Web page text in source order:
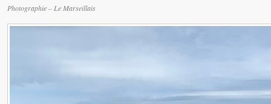
Photographie – Le Marseillais